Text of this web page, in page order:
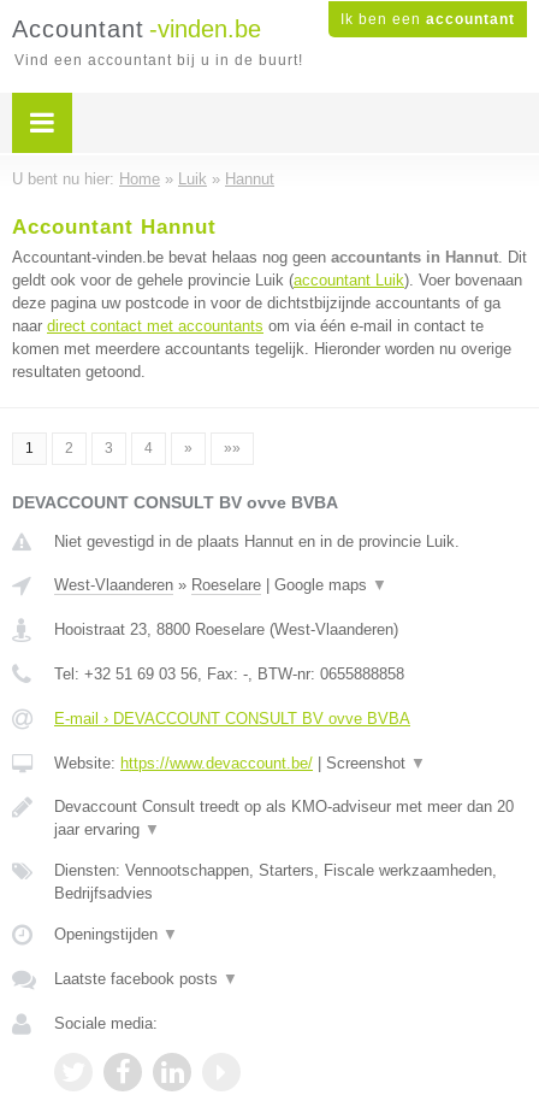
Ik ben een accountant
Accountant -vinden.be
Vind een accountant bij u in de buurt!
U bent nu hier: Home » Luik » Hannut
Accountant Hannut
Accountant-vinden.be bevat helaas nog geen accountants in Hannut. Dit
geldt ook voor de gehele provincie Luik (accountant Luik). Voer bovenaan
deze pagina uw postcode in voor de dichtstbijzijnde accountants of ga
naar direct contact met accountants om via één e-mail in contact te
komen met meerdere accountants tegelijk. Hieronder worden nu overige
resultaten getoond.
1 2 3 4 » »»
DEVACCOUNT CONSULT BV ovve BVBA
Niet gevestigd in de plaats Hannut en in de provincie Luik.
West-Vlaanderen » Roeselare Google maps ▼
Hooistraat 23, 8800 Roeselare (West-Vlaanderen)
Tel: +32 51 69 03 56, Fax: -, BTW-nr: 0655888858
E-mail › DEVACCOUNT CONSULT BV ovve BVBA
Website: https://www.devaccount.be/ Screenshot ▼
Devaccount Consult treedt op als KMO-adviseur met meer dan 20
jaar ervaring ▼
Diensten: Vennootschappen, Starters, Fiscale werkzaamheden,
Bedrijfsadvies
Openingstijden ▼
Laatste facebook posts ▼
Sociale media: